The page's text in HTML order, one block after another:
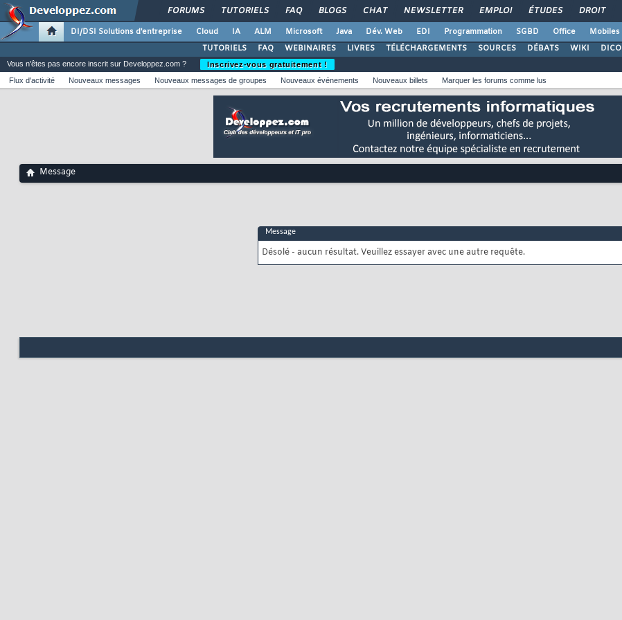
FORUMS TUTORIELS FAQ BLOGS CHAT NEWSLETTER EMPLOI ÉTUDES DROIT
DI/DSI Solutions d'entreprise Cloud IA ALM Microsoft Java Dév. Web EDI Programmation SGBD Office Mobiles
TUTORIELS
FAQ WEBINAIRES LIVRES TÉLÉCHARGEMENTS SOURCES DÉBATS WIKI DICO
Vous n'êtes pas encore inscrit sur Developpez.com ?
Inscrivez-vous gratuitement !
Flux d'activité
Nouveaux messages Nouveaux messages de groupes Nouveaux événements Nouveaux billets Marquer les forums comme lus
Message
Message
Désolé - aucun résultat. Veuillez essayer avec une autre requête.